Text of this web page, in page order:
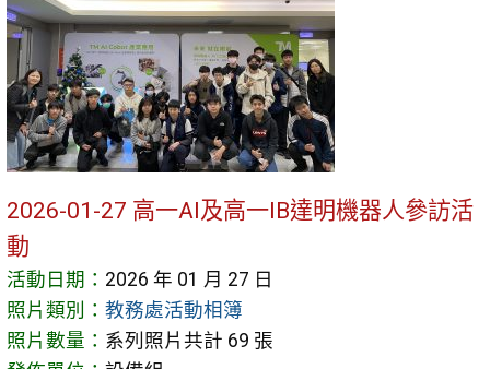
2026-01-27 高一AI及高一IB達明機器人參訪活
動
活動日期： 2026 年 01 月 27 日
照片類別： 教務處活動相簿
照片數量： 系列照片共計 69 張